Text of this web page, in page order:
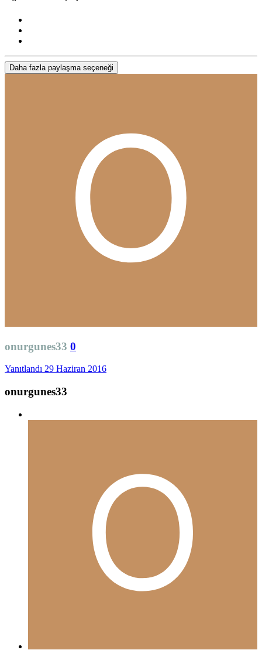
Daha fazla paylaşma seçeneği
onurgunes33 0
Yanıtlandı 29 Haziran 2016
onurgunes33